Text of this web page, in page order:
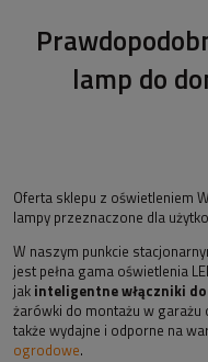
lamp do
Oferta sklepu z oświetleniem
lampy przeznaczone dla
W naszym punkcie
jest pełna gama oświetlenia
jak inteligentne włączniki
żarówki do montażu w
także wydajne i odporne na
ogrodowe.